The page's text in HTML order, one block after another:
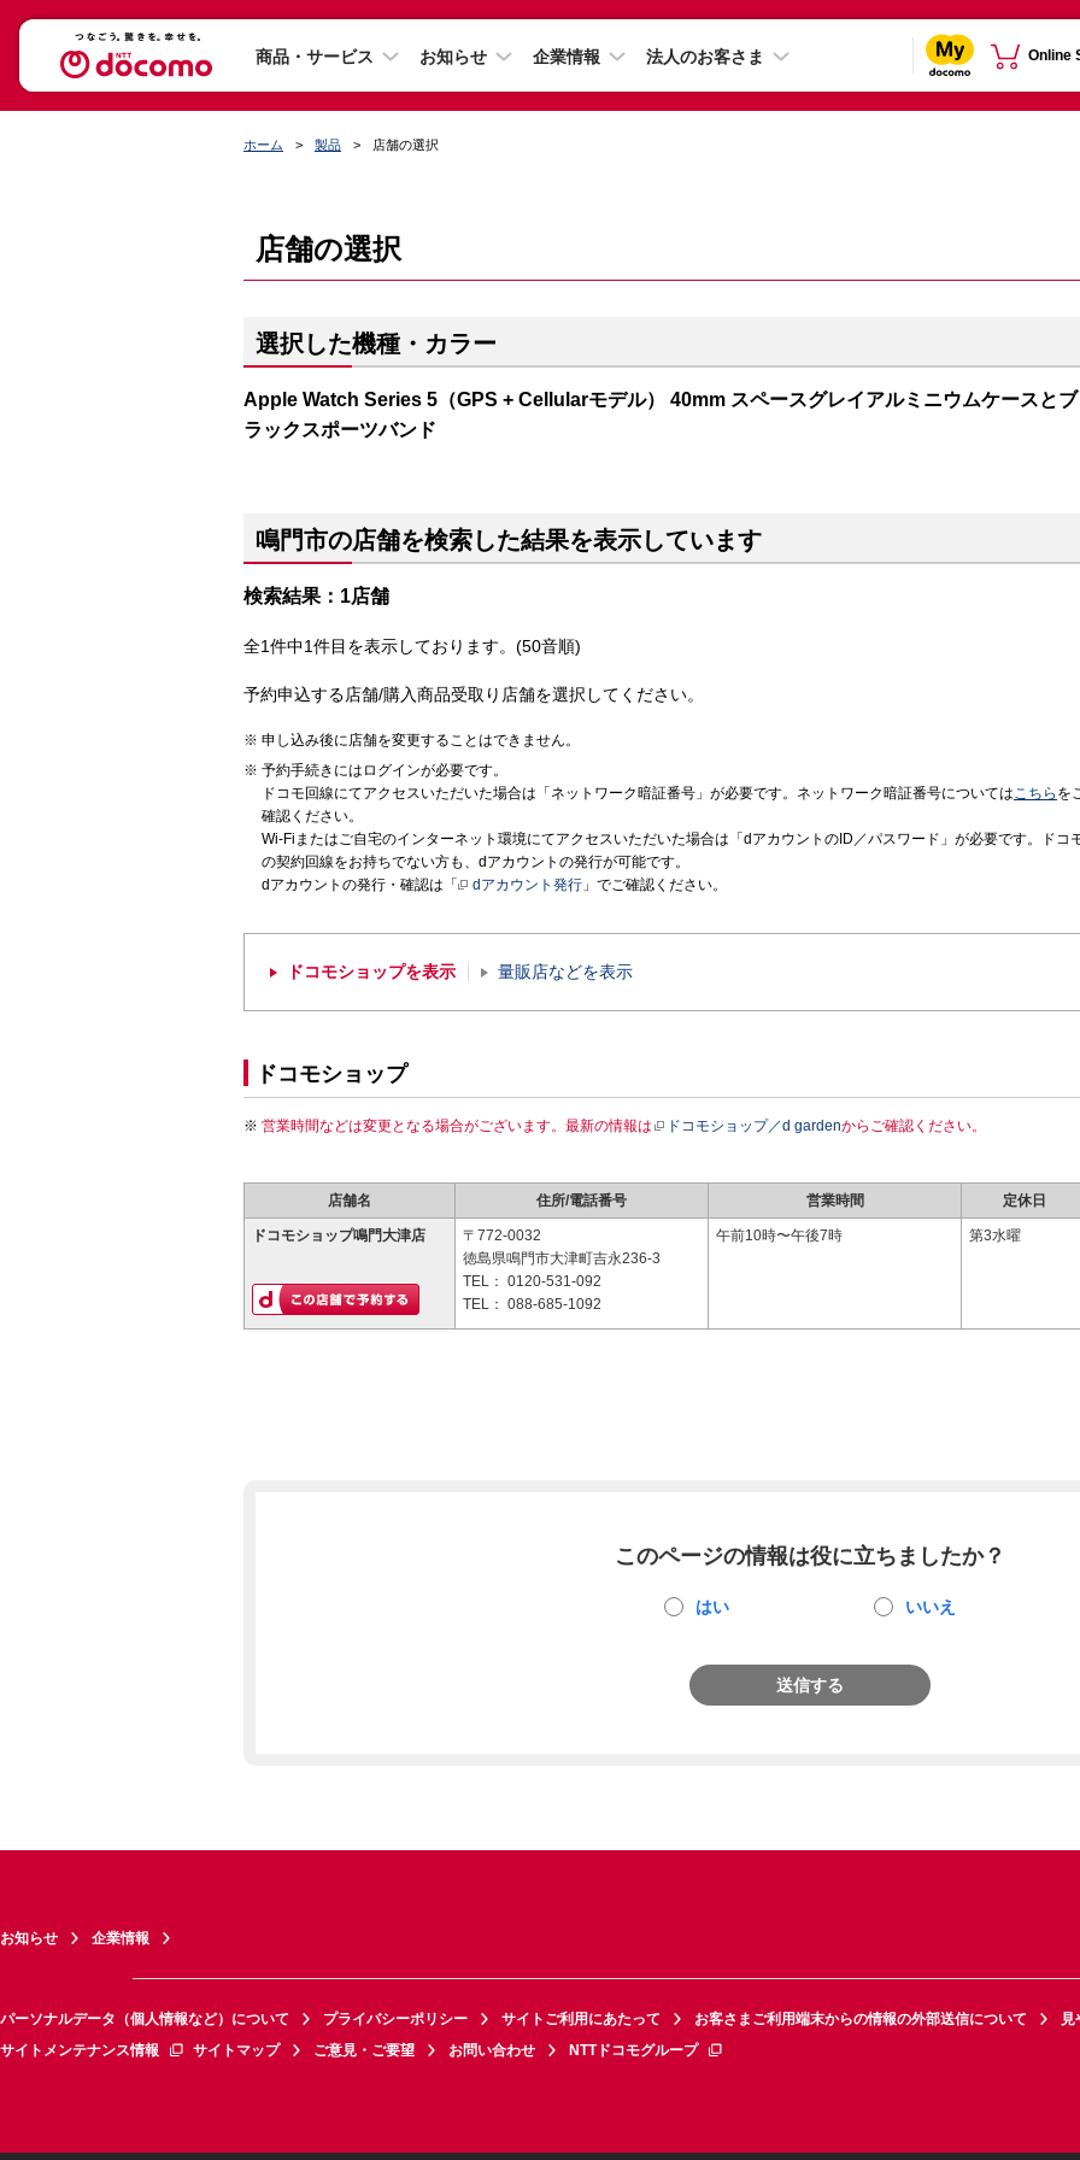
商品・サービス お知らせ 企業情報 法人のお客さま Online
ホーム 製品 店舗の選択
店舗の選択
選択した機種・カラー
Apple Watch Series 5（GPS + Cellularモデル） 40mm スペースグレイアルミニウムケースとブ
ラックスポーツバンド
鳴門市の店舗を検索した結果を表示しています
検索結果：1店舗
全1件中1件目を表示しております。(50音順)
予約申込する店舗/購入商品受取り店舗を選択してください。
申し込み後に店舗を変更することはできません。
予約手続きにはログインが必要です。
ドコモ回線にてアクセスいただいた場合は「ネットワーク暗証番号」が必要です。ネットワーク暗証番号についてはこちら を
確認ください。
Wi-Fiまたはご自宅のインターネット環境にてアクセスいただいた場合は「dアカウントのID／パスワード」が必要です。ドコ
の契約回線をお持ちでない方も、dアカウントの発行が可能です。
dアカウントの発行・確認は「
dアカウント発行 」でご確認ください。
ドコモショップを表示 量販店などを表示
ドコモショップ
営業時間などは変更となる場合がございます。最新の情報は ドコモショップ／d gardenからご確認ください。
店舗名 住所/電話番号 営業時間 定休日
ドコモショップ鳴門大津店
〒772-0032
徳島県鳴門市大津町吉永236-3
TEL： 0120-531-092
TEL： 088-685-1092
午前10時〜午後7時 第3水曜
このページの情報は役に立ちましたか？
はい いいえ
送信する
お知らせ 企業情報
パーソナルデータ（個人情報など）について プライバシーポリシー サイトご利用にあたって お客さまご利用端末からの情報の外部送信について
見
サイトメンテナンス情報
サイトマップ ご意見・ご要望 お問い合わせ NTTドコモグループ